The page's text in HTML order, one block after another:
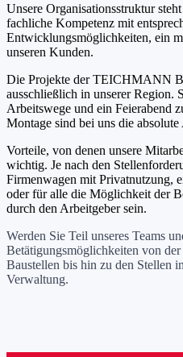
Unsere Organisationsstruktur
fachliche Kompetenz mit
Entwicklungsmöglichkeiten, ein
unseren Kunden.
Die Projekte der TEICHMANN
ausschließlich in unserer Region.
Arbeitswege und ein Feierabend
Montage sind bei uns die absolute
Vorteile, von denen unsere
wichtig. Je nach den
Firmenwagen mit Privatnutzung,
oder für alle die Möglichkeit der
durch den Arbeitgeber sein.
Werden Sie Teil unseres Teams
Betätigungsmöglichkeiten von
Baustellen bis hin zu den Stellen
Verwaltung.